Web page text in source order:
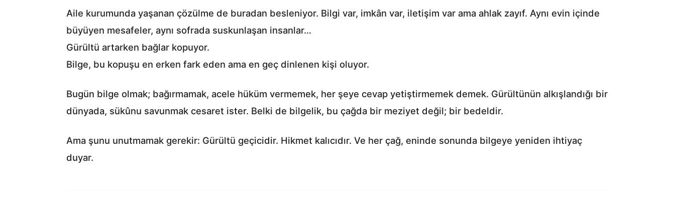
Aile kurumunda yaşanan çözülme de buradan besleniyor. Bilgi var, imkân var, iletişim var ama ahlak zayıf. Aynı evin içinde
büyüyen mesafeler, aynı sofrada suskunlaşan insanlar…
Gürültü artarken bağlar kopuyor.
Bilge, bu kopuşu en erken fark eden ama en geç dinlenen kişi oluyor.
Bugün bilge olmak; bağırmamak, acele hüküm vermemek, her şeye cevap yetiştirmemek demek. Gürültünün alkışlandığı bir
dünyada, sükûnu savunmak cesaret ister. Belki de bilgelik, bu çağda bir meziyet değil; bir bedeldir.
Ama şunu unutmamak gerekir: Gürültü geçicidir. Hikmet kalıcıdır. Ve her çağ, eninde sonunda bilgeye yeniden ihtiyaç
duyar.